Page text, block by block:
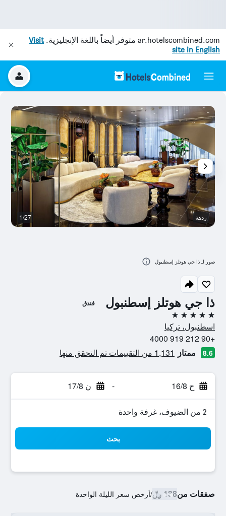
ar.hotelscombined.com متوفر أيضاً باللغة الإنجليزية.Visit
site in English
ذا جي هوتلز إسطنبول فندق
5 نجوم
اسطنبول، تركيا
+90 212 919 4000
8.6 ممتاز 1,131 من التقييمات تم التحقق منها
ح 16/8 - ن 17/8
2 من الضيوف، غرفة واحدة
بحث
صفقات من138 ﷼ /أرخص سعر الليلة الواحدة
ردهة 1/27
صور لـ ذا جي هوتلز إسطنبول